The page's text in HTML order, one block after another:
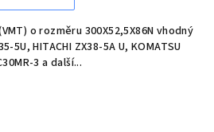
o rozměru 300X52,5X86N vhodný
5U, HITACHI ZX38-5A U, KOMATSU
3 a další...